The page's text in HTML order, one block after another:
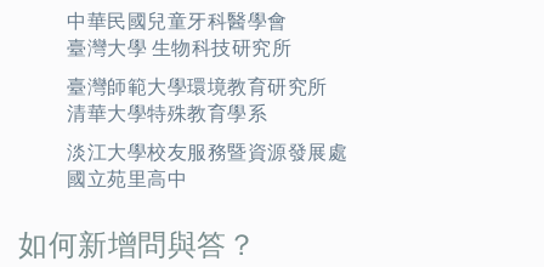
中華民國兒童牙科醫學會
臺灣大學 生物科技研究所
臺灣師範大學環境教育研究所
清華大學特殊教育學系
淡江大學校友服務暨資源發展處
國立苑里高中
如何新增問與答？